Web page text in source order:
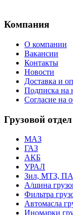
Компания
О компании
Вакансии
Контакты
Новости
Доставка и
Подписка на
Согласие на
Грузовой отдел
МАЗ
ГАЗ
АКБ
УРАЛ
Зил, МТЗ,
А/шина
Фильтра
Автомасла
Иномарки